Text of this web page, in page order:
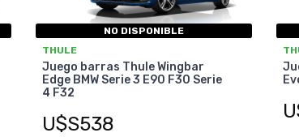
NO DISPONIBLE
THULE
Juego barras Thule Wingbar
Edge BMW Serie 3 E90 F30 Serie
4 F32
U$S538